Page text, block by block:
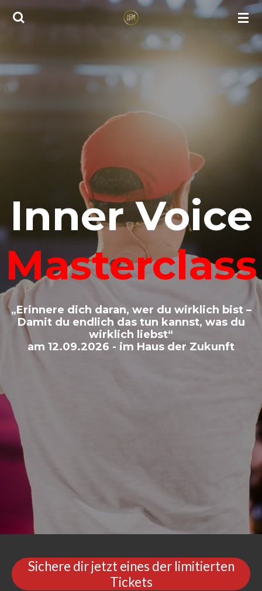
Zum
Inner Voice
Masterclass
„Erinnere dich daran, wer du wirklich bist –
Damit du endlich das tun kannst, was du
wirklich liebst“
am 12.09.2026 - im Haus der Zukunft
Sichere dir jetzt eines der limitierten
Tickets